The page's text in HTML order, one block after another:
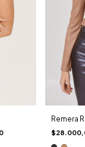
Remera